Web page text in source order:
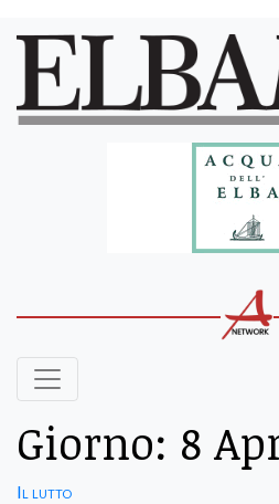
Giorno: 8
Il lutto